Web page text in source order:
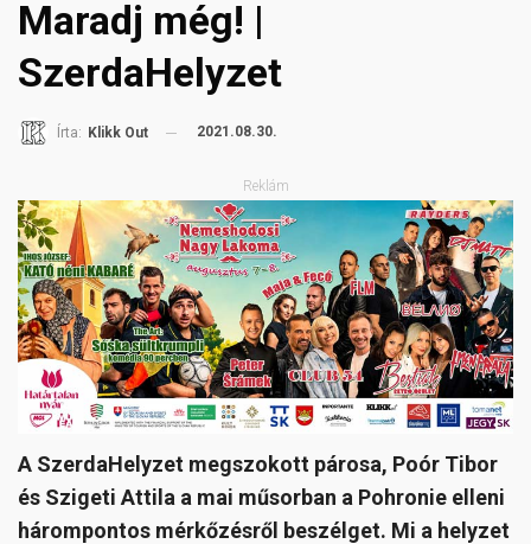
Maradj még! |
SzerdaHelyzet
Írta: Klikk Out 2021.08.30.
Reklám
A SzerdaHelyzet megszokott párosa, Poór Tibor
és Szigeti Attila a mai műsorban a Pohronie elleni
hárompontos mérkőzésről beszélget. Mi a helyzet